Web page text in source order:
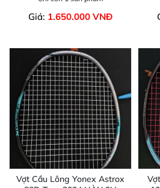
Giá: 1.650.000 VNĐ
Vợt Cầu Lông Yonex Astrox